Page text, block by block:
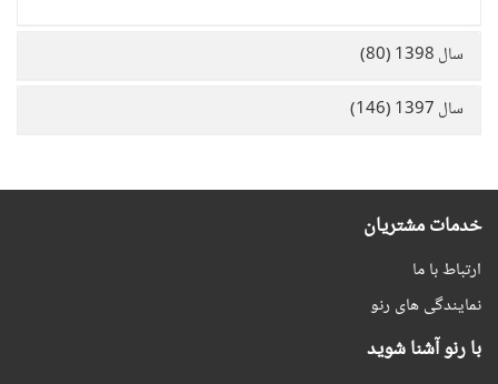
سال 1398 (80)
سال 1397 (146)
خدمات مشتریان
ارتباط با ما
نمایندگی های رنو
با رنو آشنا شوید